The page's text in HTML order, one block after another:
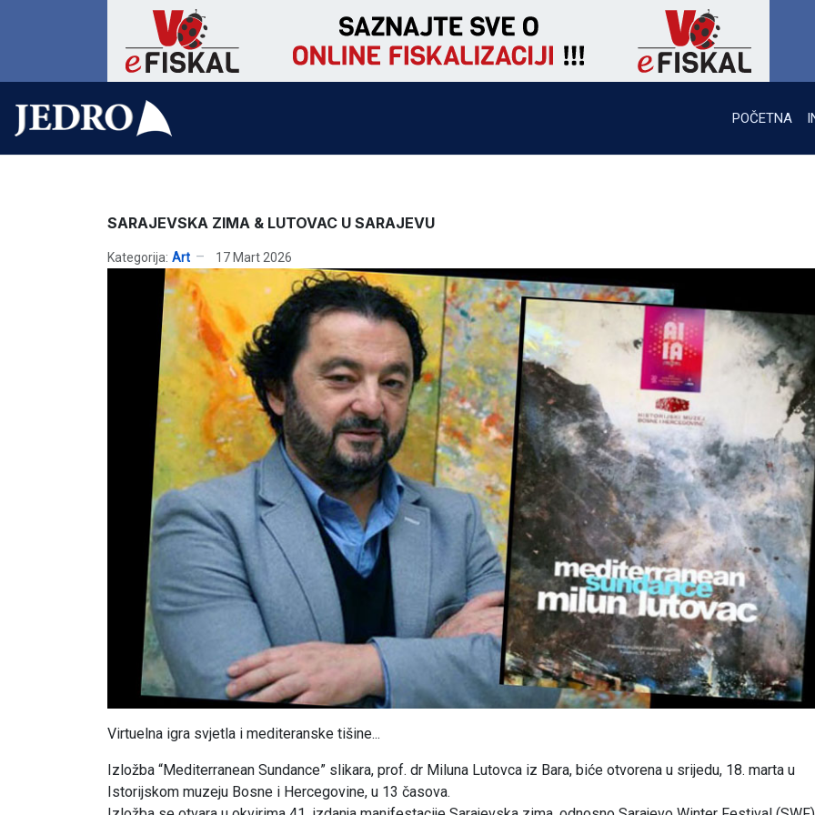
POČETNA
SARAJEVSKA ZIMA & LUTOVAC U SARAJEVU
Kategorija: Art 17 Mart 2026
Virtuelna igra svjetla i mediteranske tišine...
Izložba “Mediterranean Sundance” slikara, prof. dr Miluna Lutovca iz Bara, biće otvorena u srijedu, 18. marta u
Istorijskom muzeju Bosne i Hercegovine, u 13 časova.